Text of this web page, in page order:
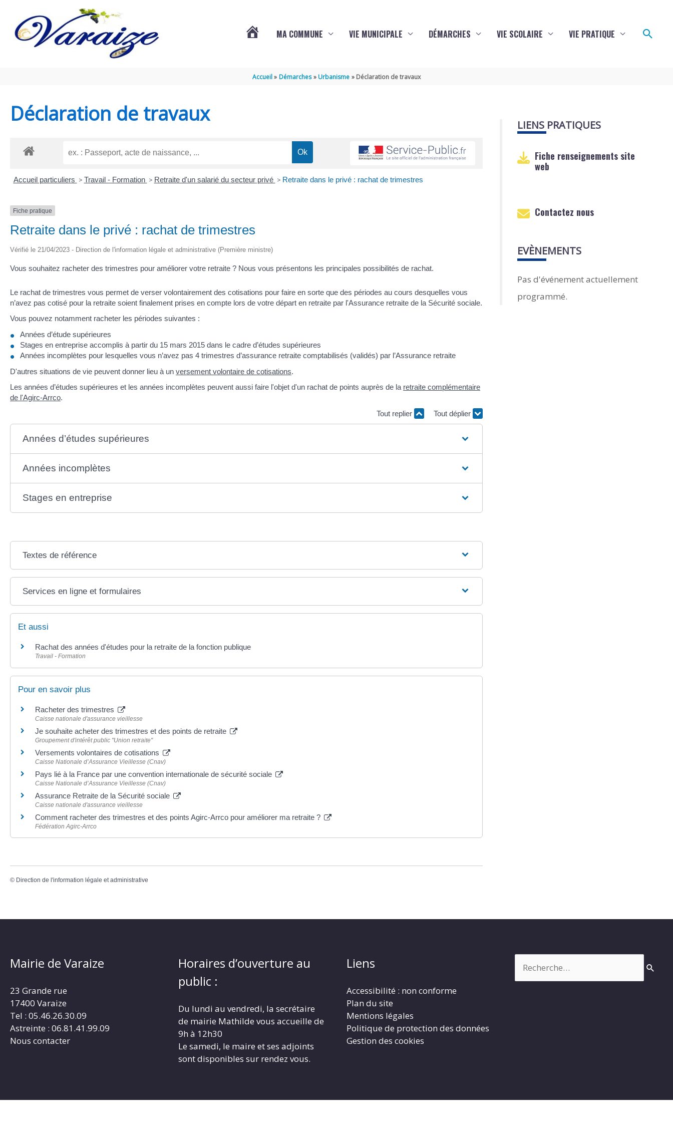
MA COMMUNE VIE MUNICIPALE DÉMARCHES VIE SCOLAIRE VIE PRATIQUE
Accueil Démarches Urbanisme Déclaration de travaux
Déclaration de travaux
Accueil particuliers > Travail - Formation > Retraite d'un salarié du secteur privé > Retraite dans le privé : rachat de trimestres
Fiche pratique
Retraite dans le privé : rachat de trimestres
Vérifié le 21/04/2023 - Direction de l'information légale et administrative (Première ministre)
Vous souhaitez racheter des trimestres pour améliorer votre retraite ? Nous vous présentons les principales possibilités de rachat.
Le rachat de trimestres vous permet de verser volontairement des cotisations pour faire en sorte que des périodes au cours desquelles vous
n’avez pas cotisé pour la retraite soient finalement prises en compte lors de votre départ en retraite par l'Assurance retraite de la Sécurité sociale.
Vous pouvez notamment racheter les périodes suivantes :
Années d’étude supérieures
Stages en entreprise accomplis à partir du 15 mars 2015 dans le cadre d’études supérieures
Années incomplètes pour lesquelles vous n’avez pas 4 trimestres d’assurance retraite comptabilisés (validés) par l’Assurance retraite
D'autres situations de vie peuvent donner lieu à un versement volontaire de cotisations.
Les années d’études supérieures et les années incomplètes peuvent aussi faire l'objet d'un rachat de points auprès de la retraite complémentaire
de l'Agirc-Arrco.
Tout replier
Tout déplier
Années d’études supérieures
Années incomplètes
Stages en entreprise
Textes de référence
Services en ligne et formulaires
Et aussi
Rachat des années d'études pour la retraite de la fonction publique
Travail - Formation
Pour en savoir plus
Racheter des trimestres
Caisse nationale d'assurance vieillesse
Je souhaite acheter des trimestres et des points de retraite
Groupement d'intérêt public "Union retraite"
Versements volontaires de cotisations
Caisse Nationale d’Assurance Vieillesse (Cnav)
Pays lié à la France par une convention internationale de sécurité sociale
Caisse Nationale d’Assurance Vieillesse (Cnav)
Assurance Retraite de la Sécurité sociale
Caisse nationale d'assurance vieillesse
Comment racheter des trimestres et des points Agirc-Arrco pour améliorer ma retraite ?
Fédération Agirc-Arrco
© Direction de l'information légale et administrative
LIENS PRATIQUES
Fiche renseignements site
web
Contactez nous
EVÈNEMENTS
Pas d'événement actuellement
programmé.
Mairie de Varaize
23 Grande rue
17400 Varaize
Tel : 05.46.26.30.09
Astreinte : 06.81.41.99.09
Nous contacter
Horaires d’ouverture au
public :
Du lundi au vendredi, la secrétaire
de mairie Mathilde vous accueille de
9h à 12h30
Le samedi, le maire et ses adjoints
sont disponibles sur rendez vous.
Liens
Accessibilité : non conforme
Plan du site
Mentions légales
Politique de protection des données
Gestion des cookies